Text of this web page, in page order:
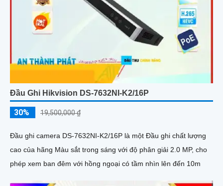
Đầu Ghi Hikvision DS-7632NI-K2/16P
30% 19,500,000 ₫
Đầu ghi camera DS-7632NI-K2/16P là một Đầu ghi chất lượng
cao của hãng Màu sắt trong sáng với độ phân giải 2.0 MP, cho
phép xem ban đêm với hồng ngoại có tầm nhìn lên đến 10m